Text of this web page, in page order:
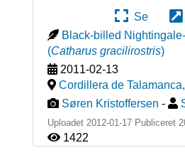
Se
Black-billed
(Catharus gracilirostris)
2011-02-13
Cordillera de Talamanca,
Søren Kristoffersen -
Uploadet 2012-01-17 Publiceret
1422